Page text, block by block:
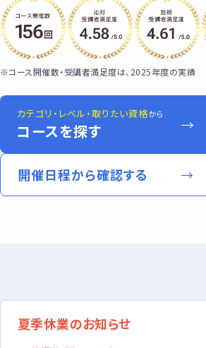
※コース開催数・受講者満足度は、2025年度の実績
カテゴリ・レベル・取りたい資格から
コースを探す →
開催日程から確認する →
夏季休業のお知らせ